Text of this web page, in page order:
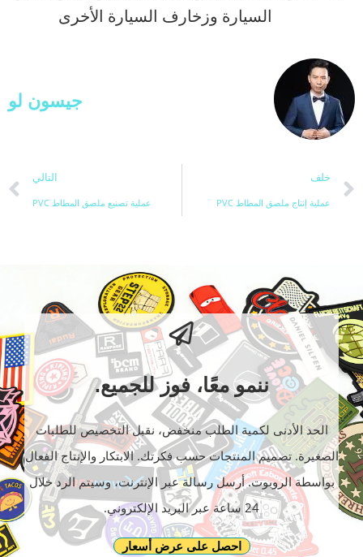
السيارة وزخارف السيارة الأخرى
جيسون لو
خلف
عملية إنتاج ملصق المطاط PVC
التالي
عملية تصنيع ملصق المطاط PVC
ننمو معًا، فوز للجميع.
الحد الأدنى لكمية الطلب منخفض، نقبل التخصيص للطلبات
الصغيرة. تصميم المنتجات حسب فكرتك. الابتكار والإنتاج الفعال
بواسطة الروبوت. أرسل رسالة عبر الإنترنت، وسيتم الرد خلال
24 ساعة عبر البريد الإلكتروني.
احصل على عرض أسعار